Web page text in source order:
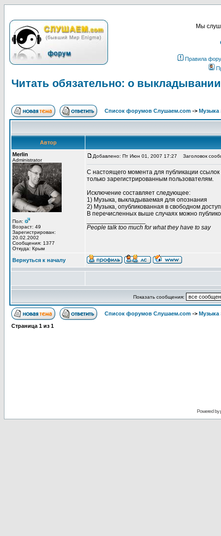
Мы
Правила
Читать обязательно: о
Список форумов Слушаем.com -> Музыка
Автор
Merlin
Administrator
Пол:
Возраст: 49
Зарегистрирован:
20.02.2002
Сообщения: 1377
Откуда: Крым
Добавлено: Пт Июн 01, 2007 17:27 Заголовок
С настоящего момента для публикации
только зарегистрированным пользователям.
Исключение составляет следующее:
1) Музыка, выкладываемая для опознания
2) Музыка, опубликованная в свободном
В перечисленных выше случаях можно
People talk too much for what they have to say
Вернуться к началу
Показать сообщения:
Список форумов Слушаем.com -> Музыка
Страница 1 из 1
Powered by